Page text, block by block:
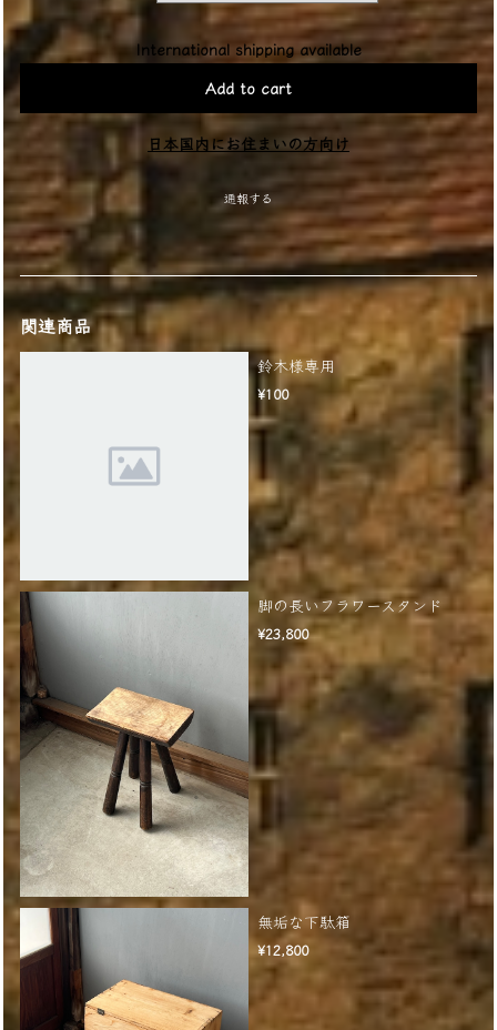
International shipping available
Add to cart
日本国内にお住まいの方向け
通報する
関連商品
鈴木様専用
¥100
脚の長いフラワースタンド
¥23,800
無垢な下駄箱
¥12,800